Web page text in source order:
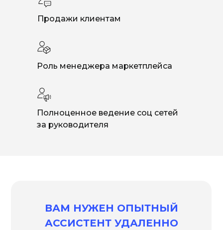
Продажи клиентам
Роль менеджера маркетплейса
Полноценное ведение соц сетей
за руководителя
ВАМ НУЖЕН ОПЫТНЫЙ
АССИСТЕНТ УДАЛЕННО